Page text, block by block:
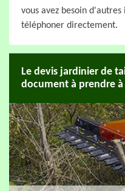
vous avez besoin
téléphoner directement.
Le devis jardinier de
document à prendre à